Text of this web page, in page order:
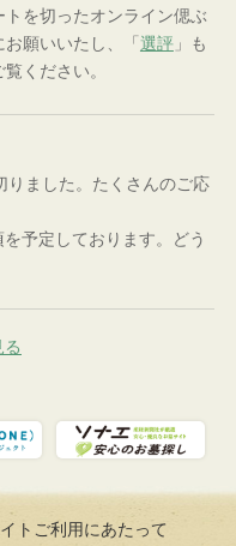
を切ったオンライン偲ぶ
願いいたし、「 選評」も
ください。
りました。たくさんのご応
予定しております。どう
トご利用にあたって